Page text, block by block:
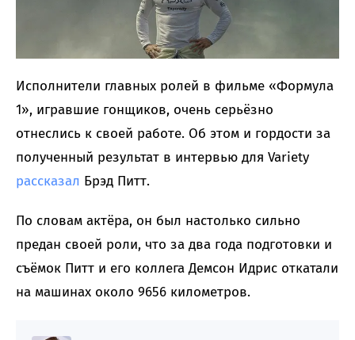
Исполнители главных ролей в фильме «Формула
1», игравшие гонщиков, очень серьёзно
отнеслись к своей работе. Об этом и гордости за
полученный результат в интервью для Variety
рассказал Брэд Питт.
По словам актёра, он был настолько сильно
предан своей роли, что за два года подготовки и
съёмок Питт и его коллега Демсон Идрис откатали
на машинах около 9656 километров.